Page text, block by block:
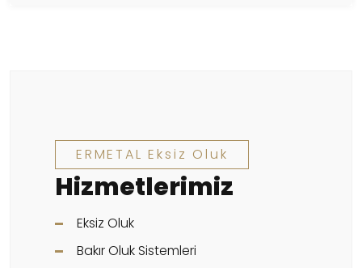
ERMETAL Eksiz Oluk
Hizmetlerimiz
Eksiz Oluk
Bakır Oluk Sistemleri